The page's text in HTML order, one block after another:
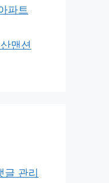
파트
맨션
글 관리